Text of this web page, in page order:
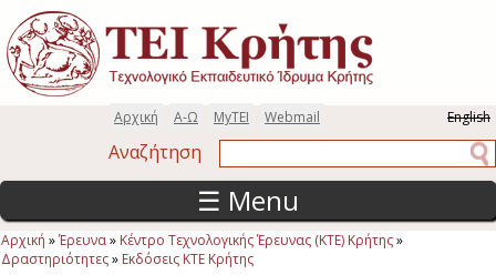
Παράκαμψη προς το κυρίως περιεχόμενο
English
Webmail
MyTEI
Α-Ω
Αρχική
Αναζήτηση
☰ Menu
Είστε εδώ
Αρχική »Έρευνα» Κέντρο Τεχνολογικής Έρευνας (ΚΤΕ) Κρήτης»
Δραστηριότητες» Εκδόσεις ΚΤΕ Κρήτης